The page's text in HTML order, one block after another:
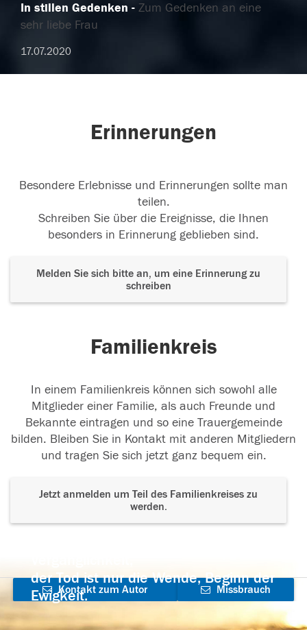
In stillen Gedenken
Zum Gedenken an eine
sehr liebe Frau
17.07.2020
Erinnerungen
Besondere Erlebnisse und Erinnerungen sollte man
teilen.
Schreiben Sie über die Ereignisse, die Ihnen
besonders in Erinnerung geblieben sind.
Melden Sie sich bitte an, um eine Erinnerung zu
schreiben
Familienkreis
In einem Familienkreis können sich sowohl alle
Mitglieder einer Familie, als auch Freunde und
Bekannte eintragen und so eine Trauergemeinde
bilden. Bleiben Sie in Kontakt mit anderen Mitgliedern
und tragen Sie sich jetzt ganz bequem ein.
Jetzt anmelden um Teil des Familienkreises zu
werden.
der Tod ist nur die Wende, Beginn der
Ewigkeit.
Kontakt zum Autor
aufnehmen
Missbrauch